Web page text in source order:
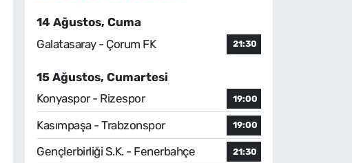
14 Ağustos, Cuma
Galatasaray - Çorum FK
21:30
15 Ağustos, Cumartesi
Konyaspor - Rizespor
19:00
Kasımpaşa - Trabzonspor 19:00
Gençlerbirliği S.K. - Fenerbahçe 21:30